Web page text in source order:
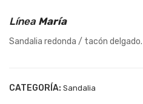
Línea María
Sandalia redonda / tacón delgado.
CATEGORÍA: Sandalia